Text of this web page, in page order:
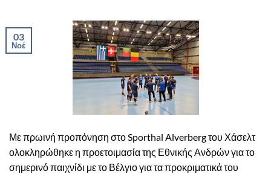
03
Νοέ
Με πρωινή προπόνηση στο Sporthal Alverberg του Χάσελτ
ολοκληρώθηκε η προετοιμασία της Εθνικής Ανδρών για το
σημερινό παιχνίδι με το Βέλγιο για τα προκριματικά του